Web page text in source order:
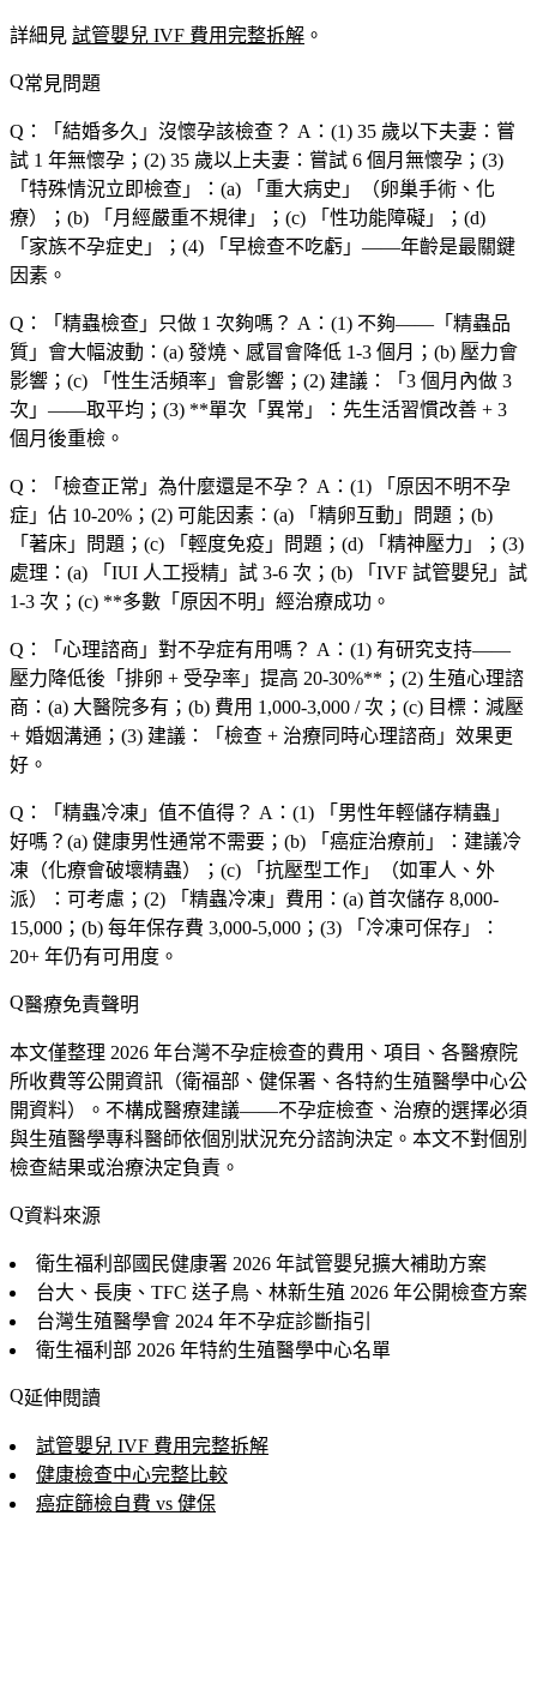
詳細見 試管嬰兒 IVF 費用完整拆解 。
常見問題
Q：「結婚多久」沒懷孕該檢查？ A：(1) 35 歲以下夫妻 ：嘗
試 1 年無懷孕；(2) 35 歲以上夫妻 ：嘗試 6 個月 無懷孕；(3)
「特殊情況立即檢查」：(a) 「重大病史」（卵巢手術、化
療）；(b) 「月經嚴重不規律」；(c) 「性功能障礙」；(d)
「家族不孕症史」；(4) 「早檢查不吃虧」——年齡是最關鍵
因素。
Q：「精蟲檢查」只做 1 次夠嗎？ A：(1) 不夠——「精蟲品
質」會大幅波動：(a) 發燒、感冒會降低 1-3 個月；(b) 壓力會
影響；(c) 「性生活頻率」會影響；(2) 建議 ：「3 個月內做 3
次」——取平均；(3) **單次「異常」：先生活習慣改善 + 3
個月後重檢。
Q：「檢查正常」為什麼還是不孕？ A：(1) 「原因不明不孕
症」佔 10-20%；(2) 可能因素 ：(a) 「精卵互動」問題；(b)
「著床」問題；(c) 「輕度免疫」問題；(d) 「精神壓力」；(3)
處理 ：(a) 「IUI 人工授精」試 3-6 次；(b) 「IVF 試管嬰兒」試
1-3 次；(c) **多數「原因不明」經治療成功。
Q：「心理諮商」對不孕症有用嗎？ A：(1) 有研究支持——
壓力降低後「排卵 + 受孕率」提高 20-30%**；(2) 生殖心理諮
商 ：(a) 大醫院多有 ；(b) 費用 1,000-3,000 / 次；(c) 目標 ：減壓
+ 婚姻溝通；(3) 建議 ：「檢查 + 治療同時心理諮商」效果更
好。
Q：「精蟲冷凍」值不值得？ A：(1) 「男性年輕儲存精蟲」
好嗎？(a) 健康男性通常不需要；(b) 「癌症治療前」：建議冷
凍（化療會破壞精蟲）；(c) 「抗壓型工作」（如軍人、外
派）：可考慮；(2) 「精蟲冷凍」費用：(a) 首次儲存 8,000-
15,000；(b) 每年保存費 3,000-5,000；(3) 「冷凍可保存」：
20+ 年仍有可用度。
醫療免責聲明
本文僅整理 2026 年台灣不孕症檢查的費用、項目、各醫療院
所收費等公開資訊（衛福部、健保署、各特約生殖醫學中心公
開資料）。 不構成醫療建議——不孕症檢查、治療的選擇必須
與生殖醫學專科醫師依個別狀況充分諮詢決定。本文不對個別
檢查結果或治療決定負責。
資料來源
衛生福利部國民健康署 2026 年試管嬰兒擴大補助方案
台大、長庚、TFC 送子鳥、林新生殖 2026 年公開檢查方案
台灣生殖醫學會 2024 年不孕症診斷指引
衛生福利部 2026 年特約生殖醫學中心名單
延伸閱讀
試管嬰兒 IVF 費用完整拆解
健康檢查中心完整比較
癌症篩檢自費 vs 健保